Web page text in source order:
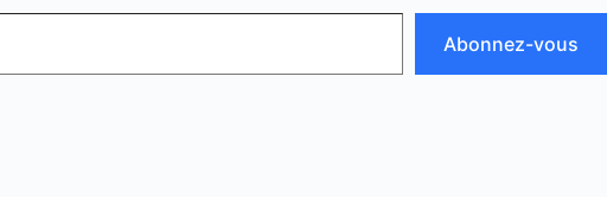
Abonnez-vous